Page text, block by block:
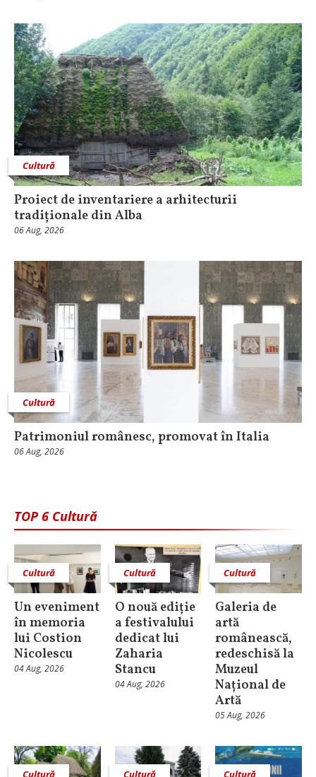
Cultură
Proiect de inventariere a arhitecturii
tradiționale din Alba
06 Aug, 2026
Cultură
Patrimoniul românesc, promovat în Italia
06 Aug, 2026
TOP 6 Cultură
Cultură
Un eveniment
în memoria
lui Costion
Nicolescu
04 Aug, 2026
Cultură
O nouă ediție
a festivalului
dedicat lui
Zaharia
Stancu
04 Aug, 2026
Cultură
Galeria de
artă
românească,
redeschisă la
Muzeul
Național de
Artă
05 Aug, 2026
Cultură Cultură Cultură